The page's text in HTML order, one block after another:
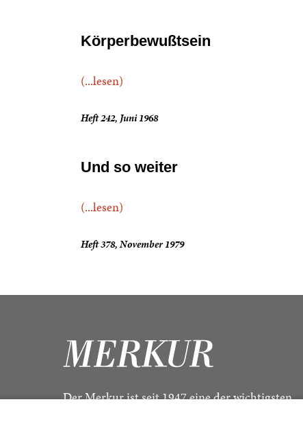
Körperbewußtsein
(...lesen)
Heft 242, Juni 1968
Und so weiter
(...lesen)
Heft 378, November 1979
Der Merkur ist seit 1947 eine der wichtigsten